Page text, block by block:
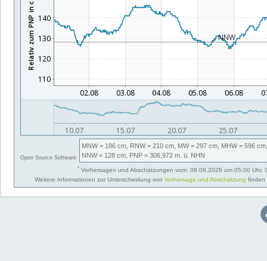
Open Source Software
MNW= 186 cm, RNW= 210 cm, MW= 297 cm, MHW= 596 cm,
NNW= 128 cm, PNP = 306,972 m. ü. NHN
* Vorhersagen und Abschätzungen vom: 08.08.2026 um 05:00 Uhr,
Weitere Informationen zur Unterscheidung von Vorhersage und Abschätzung finden